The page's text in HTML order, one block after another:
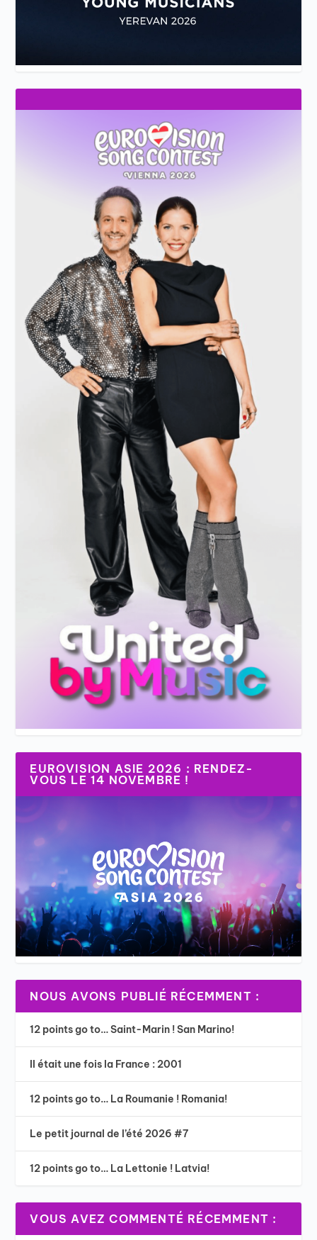
EUROVISION ASIE 2026 : RENDEZ-
VOUS LE 14 NOVEMBRE !
NOUS AVONS PUBLIÉ RÉCEMMENT :
12 points go to… Saint-Marin ! San Marino!
Il était une fois la France : 2001
12 points go to… La Roumanie ! Romania!
Le petit journal de l’été 2026 #7
12 points go to… La Lettonie ! Latvia!
VOUS AVEZ COMMENTÉ RÉCEMMENT :